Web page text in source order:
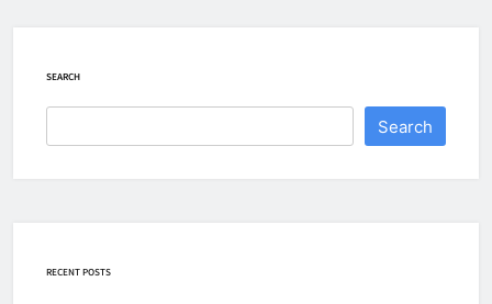
SEARCH
Search
RECENT POSTS